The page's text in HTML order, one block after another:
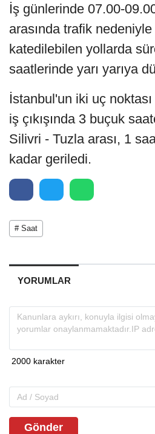
İş günlerinde 07.00-
arasında trafik
katedilebilen yollarda
saatlerinde yarı yarıya
İstanbul'un iki uç
iş çıkışında 3 buçuk
Silivri - Tuzla arası, 1
kadar geriledi.
# Saat
YORUMLAR
Gönder